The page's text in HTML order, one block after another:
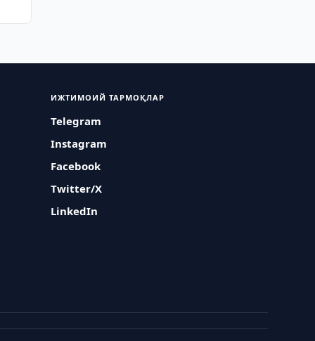
ИЖТИМОИЙ ТАРМОҚЛАР
Telegram
Instagram
Facebook
Twitter/X
LinkedIn